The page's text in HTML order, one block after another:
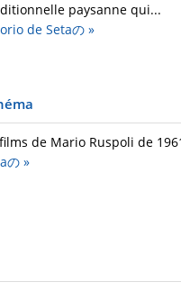
paysanne qui...
de Setaの »
de Mario Ruspoli de
の »